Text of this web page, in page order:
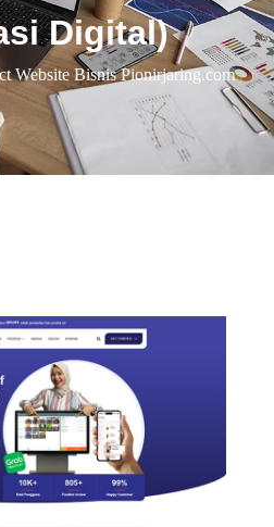
Digital)
Website Bisnis Pionirjaring.com